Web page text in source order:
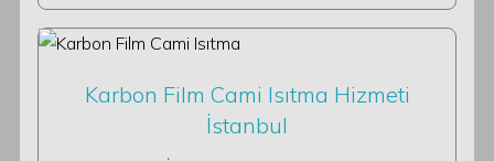
Karbon Film Cami Isıtma Hizmeti
İstanbul